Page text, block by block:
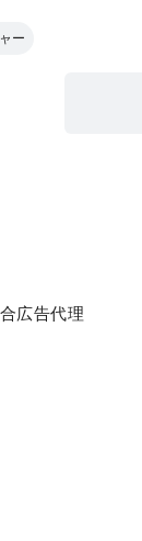
ー
広告代理